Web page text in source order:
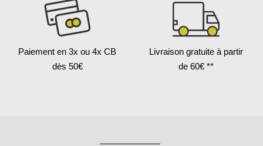
Paiement en 3x ou 4x CB
dès 50€
Livraison gratuite à partir
de 60€ **